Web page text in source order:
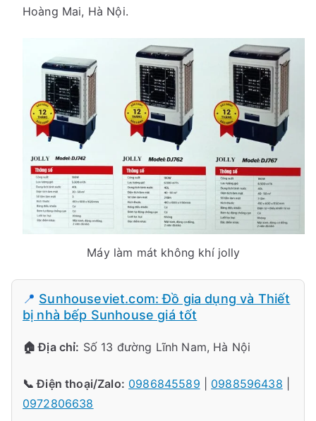
Hoàng Mai, Hà Nội.
Máy làm mát không khí jolly
📍 Sunhouseviet.com: Đồ gia dụng và Thiết
bị nhà bếp Sunhouse giá tốt
🏠 Địa chỉ: Số 13 đường Lĩnh Nam, Hà Nội
📞 Điện thoại/Zalo: 0986845589 0988596438
0972806638